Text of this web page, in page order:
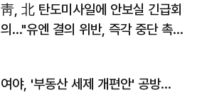
靑, 北 탄도미사일에 안보실 긴급회
의…"유엔 결의 위반, 즉각 중단 촉
여야, '부동산 세제 개편안' 공방…